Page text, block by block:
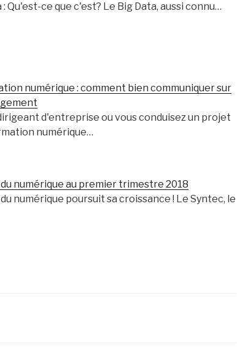
: Qu'est-ce que c'est? Le Big Data, aussi connu…
numérique : comment bien communiquer sur
d'entreprise ou vous conduisez un projet
numérique…
numérique au premier trimestre 2018
numérique poursuit sa croissance ! Le Syntec, le